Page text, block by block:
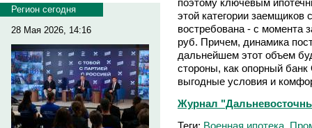
Регион сегодня
28 Мая 2026, 14:16
этой категории
востребована - с момента
руб. Причем, динамика
дальнейшем этот объем
стороны, как опорный
выгодные условия и
Журнал
Теги: Военная ипотека